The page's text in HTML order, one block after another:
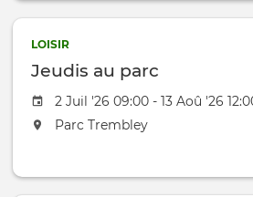
LOISIR
Jeudis au parc
Date de l'évênement
2 Juil '26 09:00 - 13 Aoû '26
L'événement aura lieu au / à
Parc Trembley